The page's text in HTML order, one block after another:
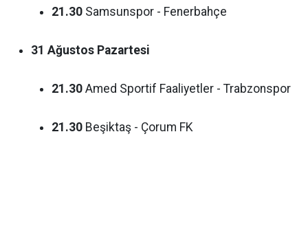
21.30 Samsunspor - Fenerbahçe
31 Ağustos Pazartesi
21.30 Amed Sportif Faaliyetler - Trabzonspor
21.30 Beşiktaş - Çorum FK